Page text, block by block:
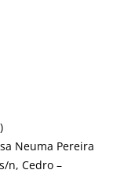
Neuma Pereira
n, Cedro –